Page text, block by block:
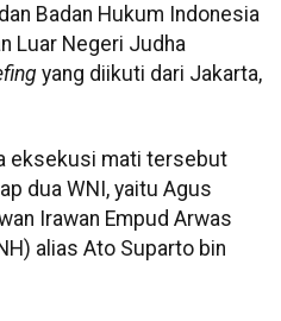
Badan Hukum Indonesia
Luar Negeri Judha
yang diikuti dari Jakarta,
eksekusi mati tersebut
dua WNI, yaitu Agus
Irawan Empud Arwas
alias Ato Suparto bin